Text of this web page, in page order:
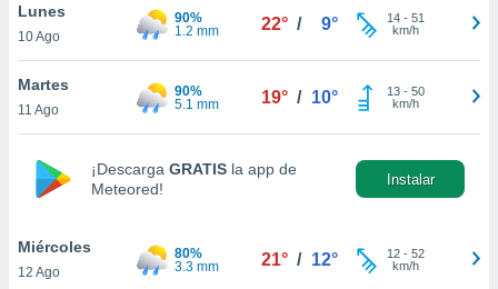
de
cookies
aceptar
Lunes
10 Ago
90%
1.2 mm
22° / 9° 14- 51
km/h
Martes
11 Ago
90%
5.1 mm
19° / 10° 13- 50
km/h
¡Descarga GRATIS la app de
Meteored!
Instalar
Miércoles
12 Ago
80%
3.3 mm
21° / 12° 12- 52
km/h